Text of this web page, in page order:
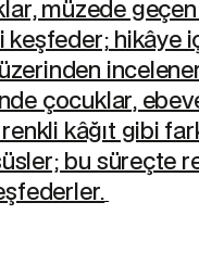
müzede
keşfeder; hikâye
çocuklar,
kâğıt gibi
bu süreçte